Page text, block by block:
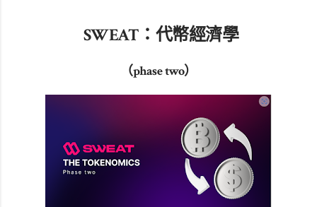
SWEAT：代幣經濟學
（phase two）